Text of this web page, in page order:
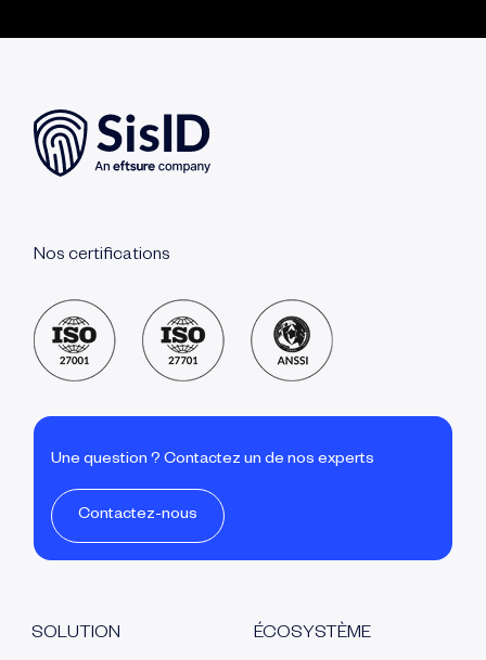
Nos certifications
Une question ? Contactez un de nos experts
Contactez-nous
SOLUTION ÉCOSYSTÈME